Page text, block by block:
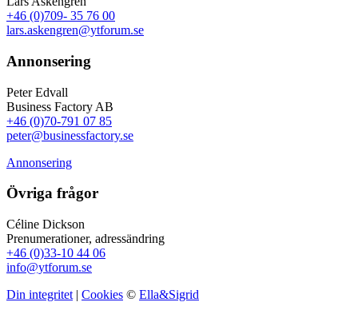
+46 (0)709- 35 76 00
lars.askengren@ytforum.se
Annonsering
Peter Edvall
Business Factory AB
+46 (0)70-791 07 85
peter@businessfactory.se
Annonsering
Övriga frågor
Céline Dickson
Prenumerationer, adressändring
+46 (0)33-10 44 06
info@ytforum.se
Din integritet | Cookies © Ella&Sigrid